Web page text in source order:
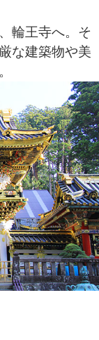
輪王寺へ。そ
な建築物や美